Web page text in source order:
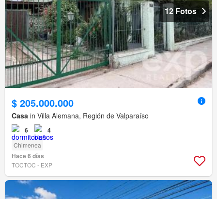
12 Fotos
$ 205.000.000
Casa in Villa Alemana, Región de Valparaíso
6 4
Chimenea
Hace 6 días
TOCTOC - EXP